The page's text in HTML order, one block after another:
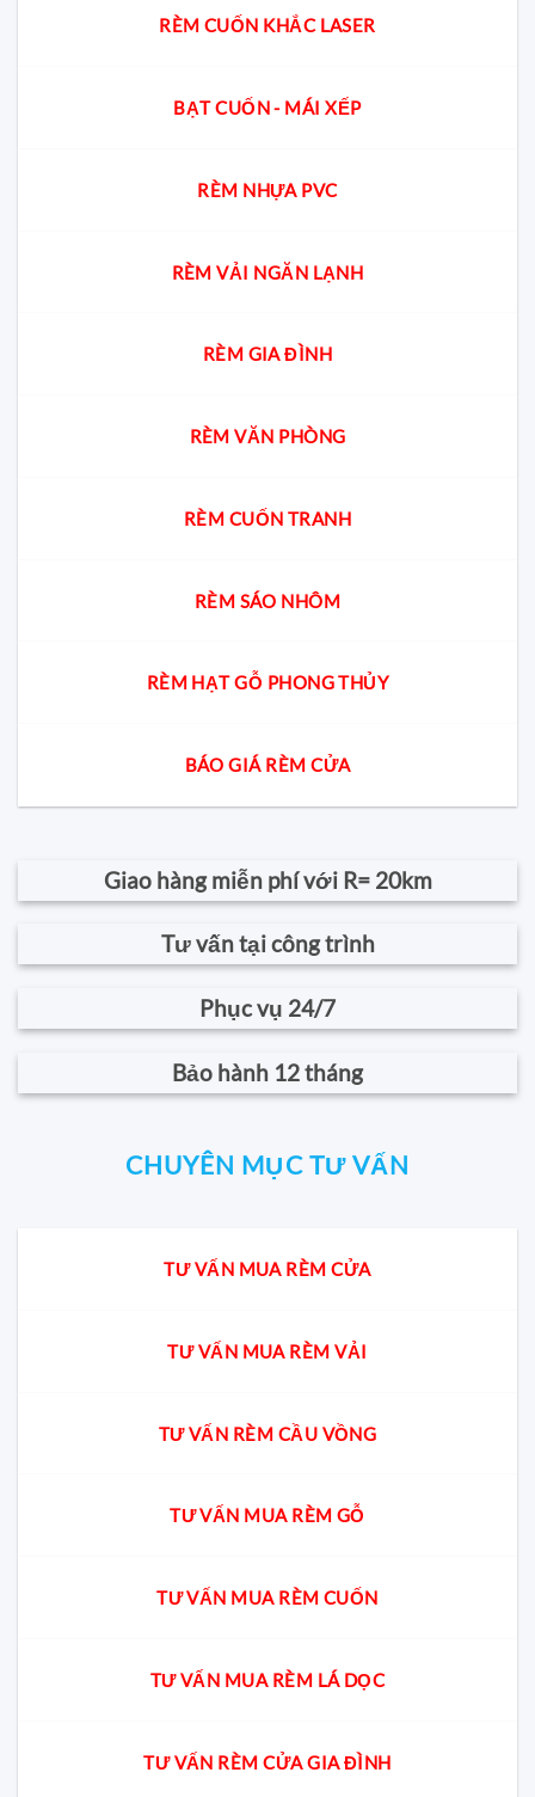
RÈM CUỐN KHẮC LASER
BẠT CUỐN - MÁI XẾP
RÈM NHỰA PVC
RÈM VẢI NGĂN LẠNH
RÈM GIA ĐÌNH
RÈM VĂN PHÒNG
RÈM CUỐN TRANH
RÈM SÁO NHÔM
RÈM HẠT GỖ PHONG THỦY
BÁO GIÁ RÈM CỬA
Giao hàng miễn phí với R= 20km
Tư vấn tại công trình
Phục vụ 24/7
Bảo hành 12 tháng
CHUYÊN MỤC TƯ VẤN
TƯ VẤN MUA RÈM CỬA
TƯ VẤN MUA RÈM VẢI
TƯ VẤN RÈM CẦU VỒNG
TƯ VẤN MUA RÈM GỖ
TƯ VẤN MUA RÈM CUỐN
TƯ VẤN MUA RÈM LÁ DỌC
TƯ VẤN RÈM CỬA GIA ĐÌNH